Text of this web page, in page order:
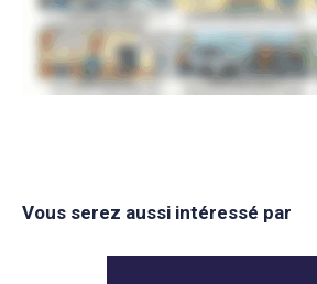
Vous serez aussi intéressé par